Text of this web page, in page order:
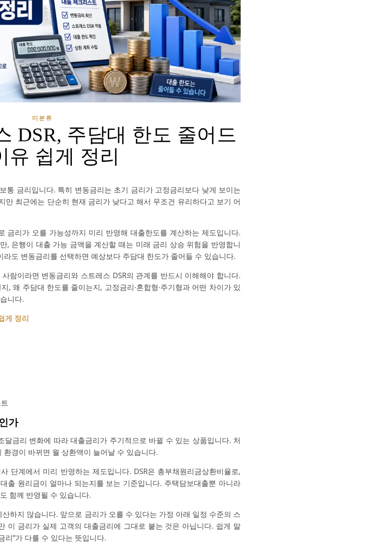
미분류
DSR, 주담대 한도 줄어드
유 쉽게 정리
통 금리입니다. 특히 변동금리는 초기 금리가 고정금리보다 낮게 보이는
만 최근에는 단순히 현재 금리가 낮다고 해서 무조건 유리하다고 보기 어
금리가 오를 가능성까지 미리 반영해 대출한도를 계산하는 제도입니다.
, 은행이 대출 가능 금액을 계산할 때는 미래 금리 상승 위험을 반영합니
도 변동금리를 선택하면 예상보다 주담대 한도가 줄어들 수 있습니다.
람이라면 변동금리와 스트레스 DSR의 관계를 반드시 이해해야 합니다.
, 왜 주담대 한도를 줄이는지, 고정금리·혼합형·주기형과 어떤 차이가 있
니다.
게 정리
가
금리 변화에 따라 대출금리가 주기적으로 바뀔 수 있는 상품입니다. 처
경이 바뀌면 월 상환액이 늘어날 수 있습니다.
단계에서 미리 반영하는 제도입니다. DSR은 총부채원리금상환비율로,
출 원리금이 얼마나 되는지를 보는 기준입니다. 주택담보대출뿐 아니라
함께 반영될 수 있습니다.
하지 않습니다. 앞으로 금리가 오를 수 있다는 가정 아래 일정 수준의 스
이 금리가 실제 고객의 대출금리에 그대로 붙는 것은 아닙니다. 쉽게 말
리”가 다를 수 있다는 뜻입니다.